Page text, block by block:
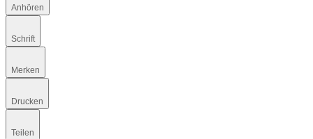
Anhören
Schrift
Merken
Drucken
Teilen